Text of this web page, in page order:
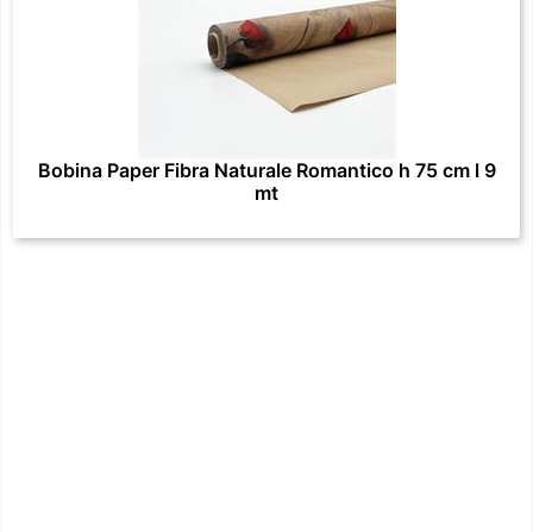
Bobina Paper Fibra Naturale Romantico h 75 cm l 9
mt